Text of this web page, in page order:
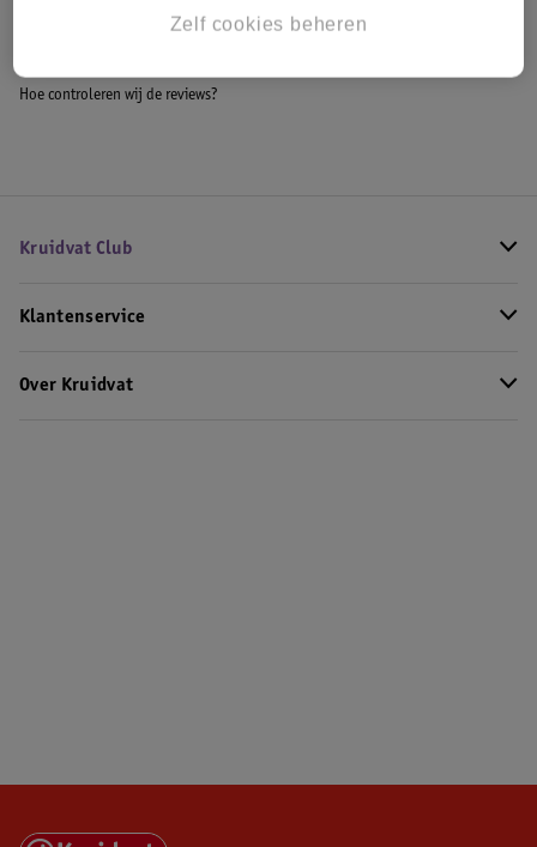
Alle Yogamatten
Hoe controleren wij de reviews?
Kruidvat Club
Klantenservice
Over Kruidvat
Zelf cookies beheren